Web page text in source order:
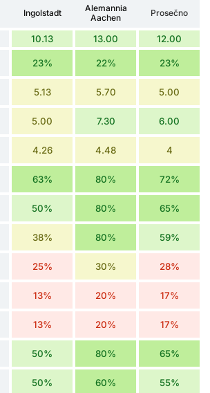
Ingolstadt
Alemannia
Aachen
Prosečno
10.13 13.00 12.00
23% 22% 23%
5.13 5.70 5.00
5.00 7.30 6.00
4.26 4.48 4
63% 80% 72%
50% 80% 65%
38% 80% 59%
25% 30% 28%
13% 20% 17%
13% 20% 17%
50% 80% 65%
50% 60% 55%